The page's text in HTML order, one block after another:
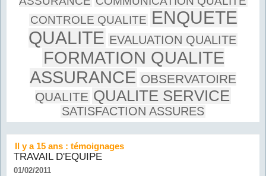
CONTROLE QUALITE ENQUETE
QUALITE EVALUATION QUALITE
FORMATION QUALITE
ASSURANCE OBSERVATOIRE
QUALITE QUALITE SERVICE
SATISFACTION ASSURES
Il y a 15 ans : témoignages
TRAVAIL D'EQUIPE
01/02/2011